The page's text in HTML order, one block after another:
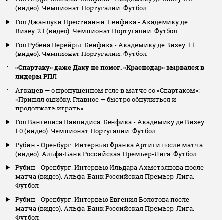
(видео). Чемпионат Португалии. Футбол
Гол Джанлуки Престианни. Бенфика - Академику де
Визеу. 2:1 (видео). Чемпионат Португалии. Футбол
Гол Рубена Перейры. Бенфика - Академику де Визеу. 1:1
(видео). Чемпионат Португалии. Футбол
«Спартаку» даже Даку не помог. «Краснодар» вырвался в
лидеры РПЛ
Агкацев — о пропущенном голе в матче со «Спартаком»:
«Принял ошибку. Главное — быстро обнулиться и
продолжать играть»
Гол Вангелиса Павлидиса. Бенфика - Академику де Визеу.
1:0 (видео). Чемпионат Португалии. Футбол
Рубин - Оренбург. Интервью Франка Артиги после матча
(видео). Альфа-Банк Российская Премьер-Лига. Футбол
Рубин - Оренбург. Интервью Ильдара Ахметзянова после
матча (видео). Альфа-Банк Российская Премьер-Лига.
Футбол
Рубин - Оренбург. Интервью Евгения Болотова после
матча (видео). Альфа-Банк Российская Премьер-Лига.
Футбол